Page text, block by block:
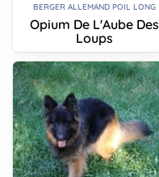
BERGER ALLEMAND POIL LONG
Opium De L'Aube Des
Loups